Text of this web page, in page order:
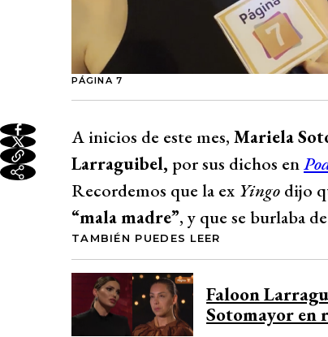
PÁGINA 7
A inicios de este mes, Mariela
Larraguibel, por sus dichos en
Recordemos que la ex Yingo dijo
“mala madre”, y que se burlaba
TAMBIÉN PUEDES LEER
Faloon
Sotomayor en